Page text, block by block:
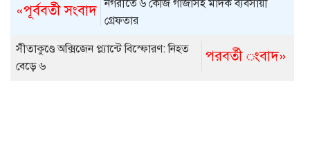
«পূর্ববর্তী সংবাদ নগরীতে ৬ কেজি গাঁজাসহ মাদক ব্যবসায়ী
গ্রেফতার
পরবর্তী ংবাদ»
সীতাকুণ্ডে অক্সিজেন প্ল্যান্টে বিস্ফোরণ: নিহত
বেড়ে ৬